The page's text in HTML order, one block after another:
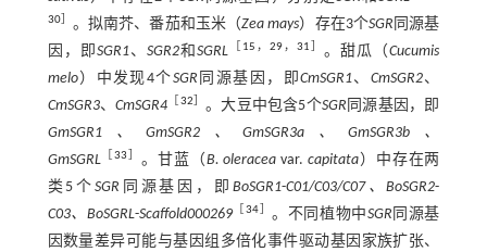
30］ 。拟南芥、番茄和玉米（Zea mays）存在3个SGR 同源基
因，即SGR1、 SGR2和 SGRL 15 ，29，31 。甜瓜（Cucumis
melo）中发现4个SGR 同源基因，即CmSGR1、 CmSGR2、
CmSGR3、CmSGR4 32 。大豆中包含5个SGR 同源基因，即
GmSGR1、GmSGR2、GmSGR3a、GmSGR3b、
GmSGRL ［33 。甘蓝（B. oleracea var.capitata）中存在两
类5个SGR 同源基因，即 BoSGR1-C01/C03/C07、BoSGR2-
C03、BoSGRL-Scaffold000269［ 34］ 。不同植物中SGR 同源基
因数量差异可能与基因组多倍化事件驱动基因家族扩张、